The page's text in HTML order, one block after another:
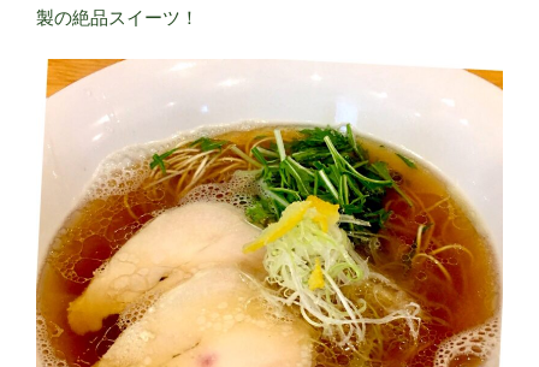
店
PART
３”
製の絶品スイーツ！